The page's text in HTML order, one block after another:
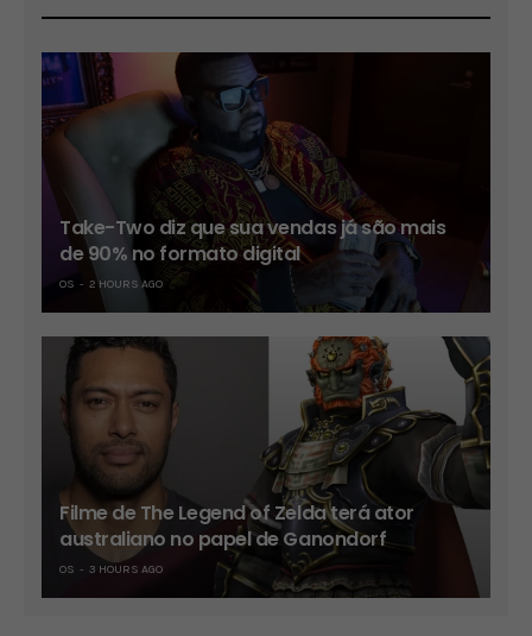
Take-Two diz que sua vendas já são mais
de 90% no formato digital
OS 2 HOURS AGO
Filme de The Legend of Zelda terá ator
australiano no papel de Ganondorf
OS 3 HOURS AGO